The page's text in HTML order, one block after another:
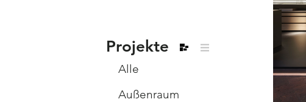
Projekte
Alle
Außenraum